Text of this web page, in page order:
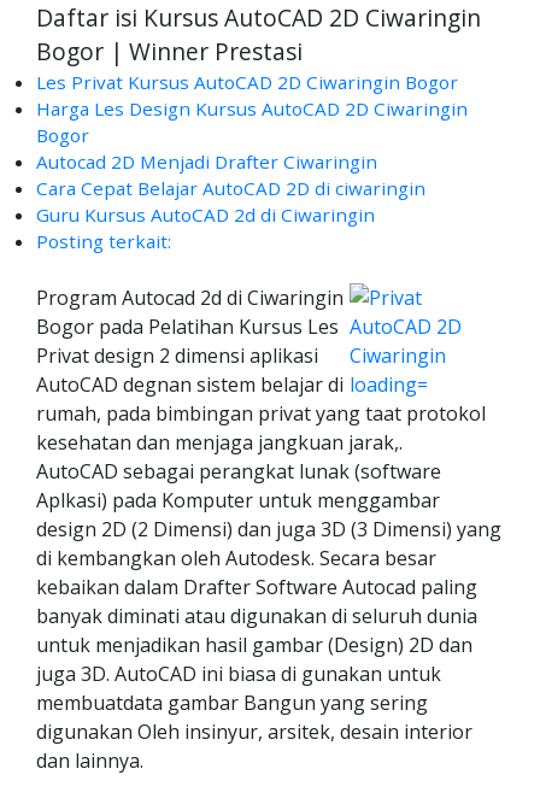
Daftar isi Kursus AutoCAD 2D Ciwaringin
Bogor | Winner Prestasi
Les Privat Kursus AutoCAD 2D Ciwaringin Bogor
Harga Les Design Kursus AutoCAD 2D Ciwaringin
Bogor
Autocad 2D Menjadi Drafter Ciwaringin
Cara Cepat Belajar AutoCAD 2D di ciwaringin
Guru Kursus AutoCAD 2d di Ciwaringin
Posting terkait:
Program Autocad 2d di Ciwaringin
Bogor pada Pelatihan Kursus Les
Privat design 2 dimensi aplikasi
AutoCAD degnan sistem belajar di
rumah, pada bimbingan privat yang taat protokol
kesehatan dan menjaga jangkuan jarak,.
AutoCAD sebagai perangkat lunak (software
Aplkasi) pada Komputer untuk menggambar
design 2D (2 Dimensi) dan juga 3D (3 Dimensi) yang
di kembangkan oleh Autodesk. Secara besar
kebaikan dalam Drafter Software Autocad paling
banyak diminati atau digunakan di seluruh dunia
untuk menjadikan hasil gambar (Design) 2D dan
juga 3D. AutoCAD ini biasa di gunakan untuk
membuatdata gambar Bangun yang sering
digunakan Oleh insinyur, arsitek, desain interior
dan lainnya.